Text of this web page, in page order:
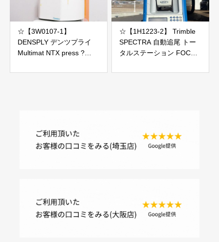
☆【3W0107-1】
DENSPLY デンツプライ
Multimat NTX press ?
ス ジャンク
☆【1H1223-2】 Trimble
SPECTRA 自動追尾 トー
タルステーション FOCUS